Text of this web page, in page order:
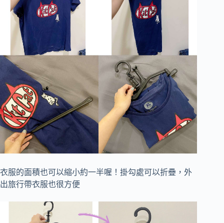
衣服的面積也可以縮小約一半喔！掛勾處可以折疊，外
出旅行帶衣服也很方便